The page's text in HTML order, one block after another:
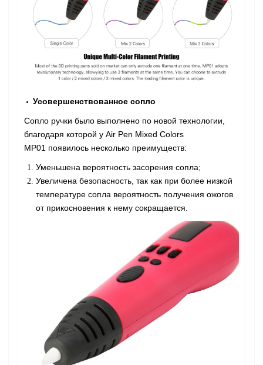
Усовершенствованное сопло
Сопло ручки было выполнено по новой технологии,
благодаря которой у Air Pen Mixed Colors
MP01 появилось несколько преимуществ:
Уменьшена вероятность засорения сопла;
Увеличена безопасность, так как при более низкой
температуре сопла вероятность получения ожогов
от прикосновения к нему сокращается.